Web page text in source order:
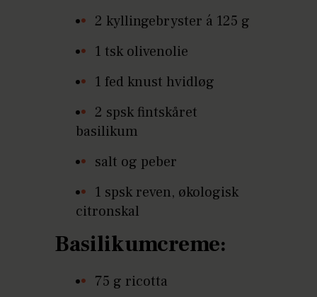
2 kyllingebryster á 125 g
1 tsk olivenolie
1 fed knust hvidløg
2 spsk fintskåret
basilikum
salt og peber
1 spsk reven, økologisk
citronskal
Basilikumcreme:
75 g ricotta